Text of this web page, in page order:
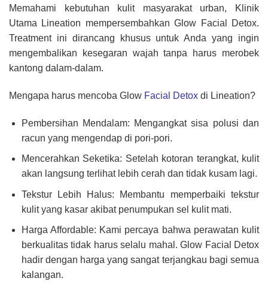
Memahami kebutuhan kulit masyarakat urban, Klinik
Utama Lineation mempersembahkan Glow Facial Detox.
Treatment ini dirancang khusus untuk Anda yang ingin
mengembalikan kesegaran wajah tanpa harus merobek
kantong dalam-dalam.
Mengapa harus mencoba Glow Facial Detox di Lineation?
Pembersihan Mendalam: Mengangkat sisa polusi dan
racun yang mengendap di pori-pori.
Mencerahkan Seketika: Setelah kotoran terangkat, kulit
akan langsung terlihat lebih cerah dan tidak kusam lagi.
Tekstur Lebih Halus: Membantu memperbaiki tekstur
kulit yang kasar akibat penumpukan sel kulit mati.
Harga Affordable: Kami percaya bahwa perawatan kulit
berkualitas tidak harus selalu mahal. Glow Facial Detox
hadir dengan harga yang sangat terjangkau bagi semua
kalangan.